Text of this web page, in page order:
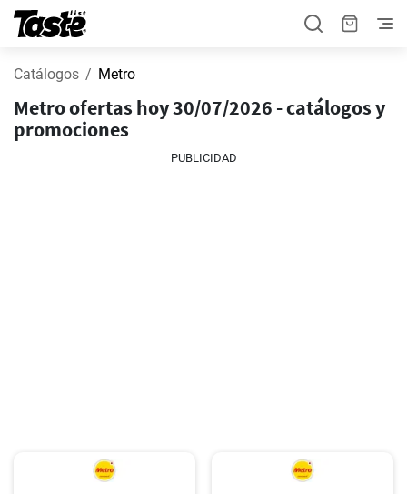
Catálogos Metro
Metro ofertas hoy 30/07/2026 - catálogos y
promociones
PUBLICIDAD